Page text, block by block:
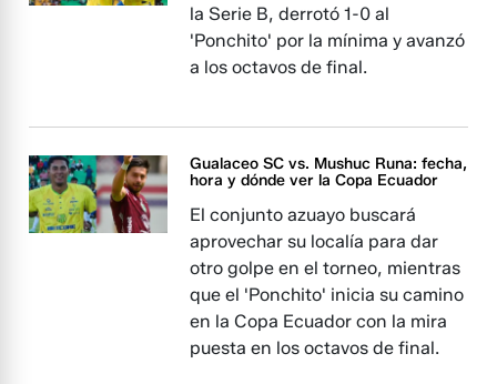
la Serie B, derrotó 1-0 al
'Ponchito' por la mínima y avanzó
a los octavos de final.
Gualaceo SC vs. Mushuc Runa: fecha,
hora y dónde ver la Copa Ecuador
El conjunto azuayo buscará
aprovechar su localía para dar
otro golpe en el torneo, mientras
que el 'Ponchito' inicia su camino
en la Copa Ecuador con la mira
puesta en los octavos de final.